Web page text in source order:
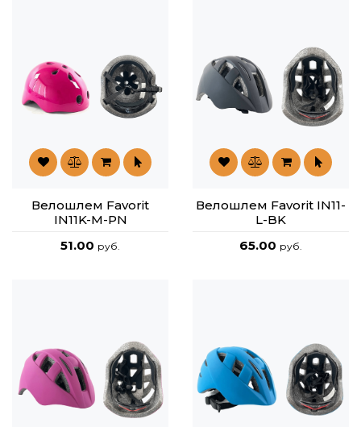
Велошлем Favorit
IN11K-M-PN
51.00 руб.
Велошлем Favorit IN11-
L-BK
65.00 руб.